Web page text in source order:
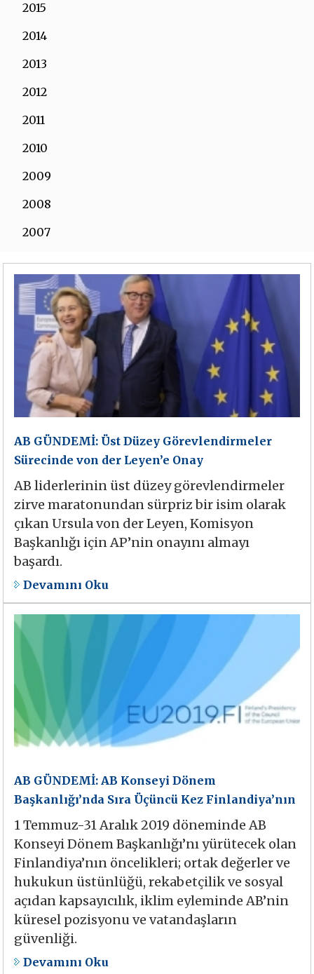
2015
2014
2013
2012
2011
2010
2009
2008
2007
2006
AB GÜNDEMİ: Üst Düzey Görevlendirmeler
Sürecinde von der Leyen’e Onay
AB liderlerinin üst düzey görevlendirmeler
zirve maratonundan sürpriz bir isim olarak
çıkan Ursula von der Leyen, Komisyon
Başkanlığı için AP’nin onayını almayı
başardı.
Devamını Oku
AB GÜNDEMİ: AB Konseyi Dönem
Başkanlığı’nda Sıra Üçüncü Kez Finlandiya’nın
1 Temmuz-31 Aralık 2019 döneminde AB
Konseyi Dönem Başkanlığı’nı yürütecek olan
Finlandiya’nın öncelikleri; ortak değerler ve
hukukun üstünlüğü, rekabetçilik ve sosyal
açıdan kapsayıcılık, iklim eyleminde AB’nin
küresel pozisyonu ve vatandaşların
güvenliği.
Devamını Oku